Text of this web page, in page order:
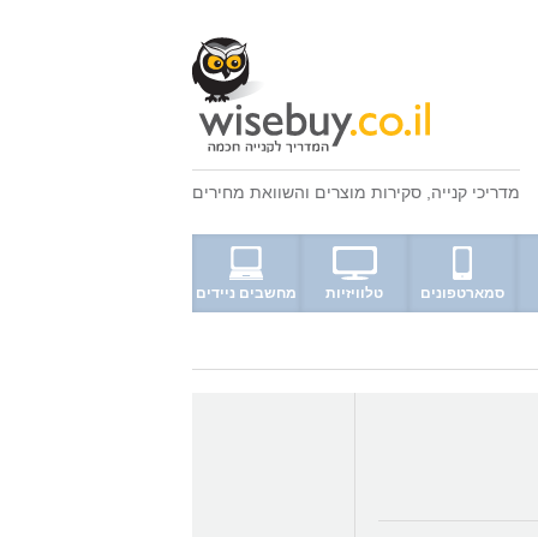
מדריכי קנייה סקירות מוצרים והשוואת מחירים
סמארטפונים טלוויזיות מחשבים ניידים